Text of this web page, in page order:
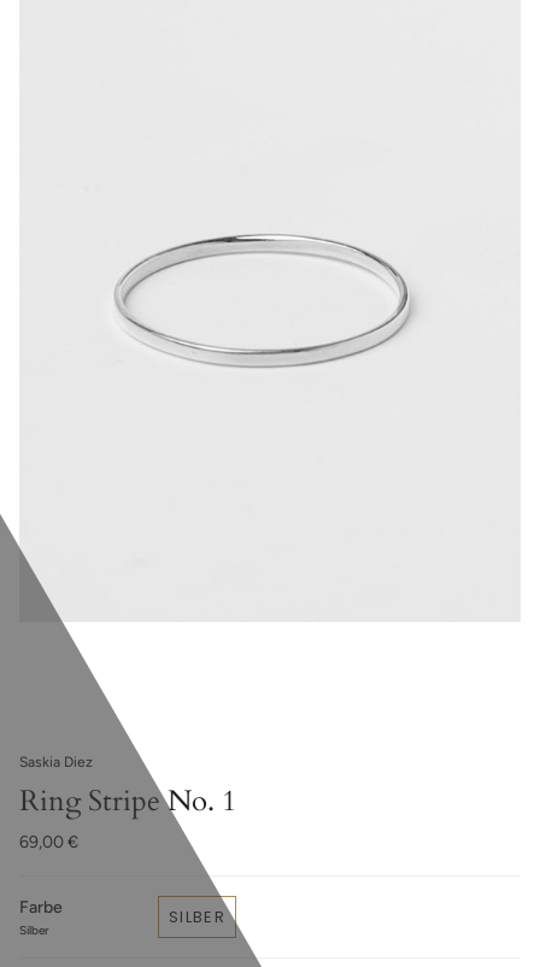
Saskia Diez
Ring Stripe No. 1
69,00 €
Farbe
Silber
SILBER